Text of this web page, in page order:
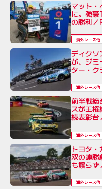
マット
に。強
の勝利／
海外レース他
ディクソ
が、ジミ
ター・ク
海外レース他
前半戦締
スが王
続表彰台
海外レース他
トヨタ
双の連勝
も譲ら
海外レース他